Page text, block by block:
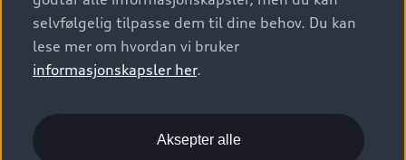
Sportback
S/RS
Konseptbiler og prototyper
Kontakt forhandler
Bilgarantier
Verkstedtjenester
Audi connect
Functions on demand
Kom i gang med myAudi
Kundeservice
Audi Driving Experience
© 2026 AUDI NORGE. All Rights Reserved.
Imprint
selvfølgelig tilpasse dem til dine behov. Du kan
lese mer om hvordan vi bruker
informasjonskapsler her.
Aksepter alle